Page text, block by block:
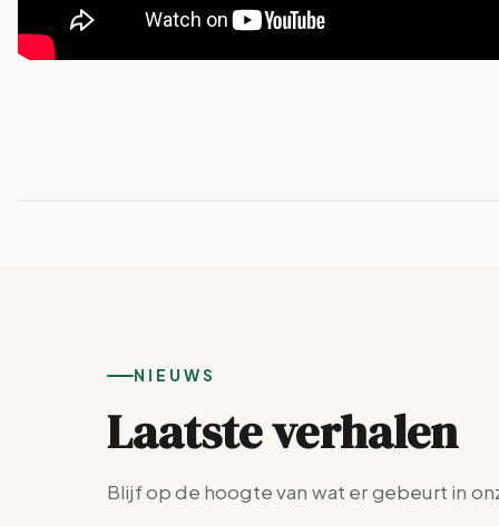
NIEUWS
Laatste verhalen
Blijf op de hoogte van wat er gebeurt in